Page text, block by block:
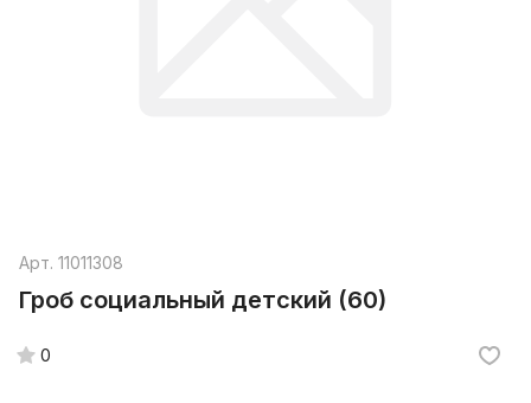
Арт. 11011308
Гроб социальный детский (60)
0